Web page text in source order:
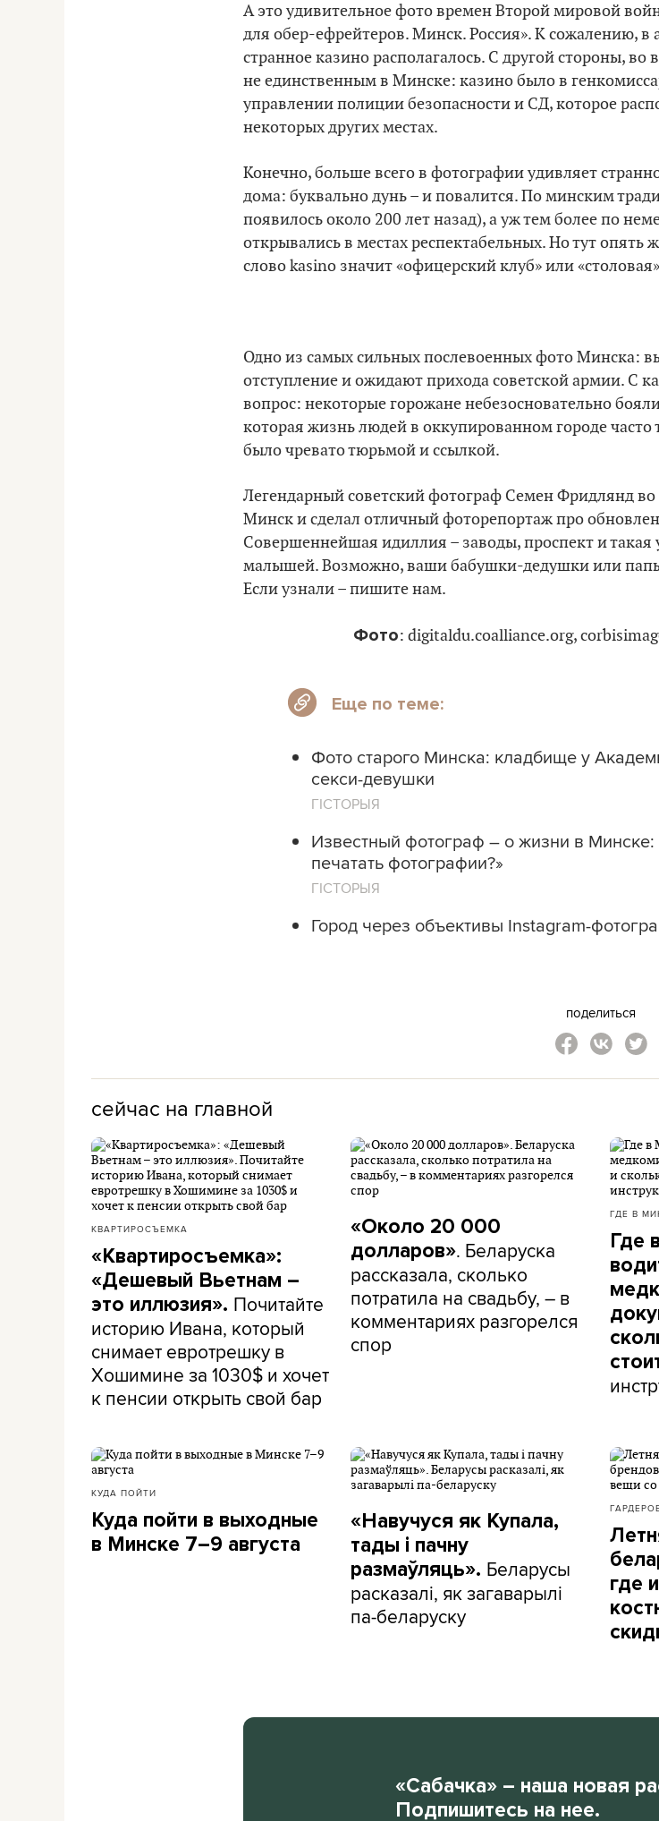
А это удивительное фото времен Второй мировой
для обер-ефрейтеров. Минск. Россия». К сожалению, в
странное казино располагалось. С другой стороны,
не единственным в Минске: казино было в
управлении полиции безопасности и СД, которое
некоторых других местах.
Конечно, больше всего в фотографии удивляет
дома: буквально дунь – и повалится. По минским
появилось около 200 лет назад), а уж тем более по
открывались в местах респектабельных. Но тут
слово kasino значит «офицерский клуб» или
Одно из самых сильных послевоенных фото Минска:
отступление и ожидают прихода советской армии. С
вопрос: некоторые горожане небезосновательно
которая жизнь людей в оккупированном городе часто
было чревато тюрьмой и ссылкой.
Легендарный советский фотограф Семен Фридлянд
Минск и сделал отличный фоторепортаж про
Совершеннейшая идиллия – заводы, проспект и
малышей. Возможно, ваши бабушки-дедушки или
Если узнали – пишите нам.
Фото: digitaldu.coalliance.org,
Еще по теме:
Фото старого Минска: кладбище у
секси-девушки
ГІСТОРЫЯ
Известный фотограф – о жизни в
печатать фотографии?»
ГІСТОРЫЯ
Город через объективы Instagram-
поделиться
сейчас на главной
КВАРТИРОСЪЕМКА
«Квартиросъемка»:
«Дешевый Вьетнам –
это иллюзия». Почитайте
историю Ивана, который
снимает евротрешку в
Хошимине за 1030$ и хочет
к пенсии открыть свой бар
«Около 20 000
долларов». Беларуска
рассказала, сколько
потратила на свадьбу, – в
комментариях разгорелся
спор
ГДЕ В
Где
КУДА ПОЙТИ
Куда пойти в выходные
в Минске 7–9 августа
«Навучуся як Купала,
тады і пачну
размаўляць». Беларусы
расказалі, як загаварылі
па-беларуску
где
«Сабачка» – наша новая
Подпишитесь на нее.